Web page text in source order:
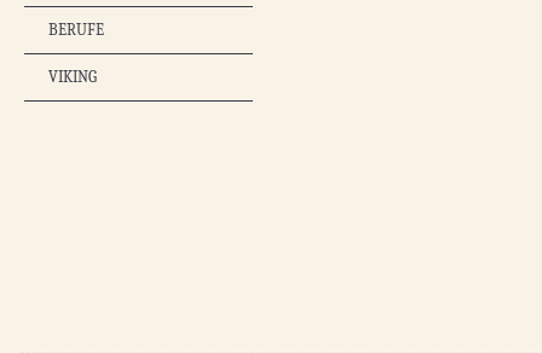
BERUFE
VIKING